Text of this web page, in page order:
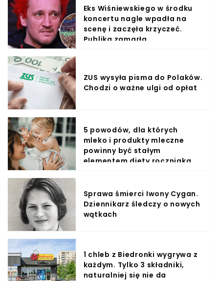
Eks Wiśniewskiego w środku
koncertu nagle wpadła na
scenę i zaczęła krzyczeć.
Publika zamarła
ZUS wysyła pisma do Polaków.
Chodzi o ważne ulgi od opłat
5 powodów, dla których
mleko i produkty mleczne
powinny być stałym
elementem diety roczniaka
Sprawa śmierci Iwony Cygan.
Dziennikarz śledczy o nowych
wątkach
1 chleb z Biedronki wygrywa z
każdym. Tylko 3 składniki,
naturalniej się nie da